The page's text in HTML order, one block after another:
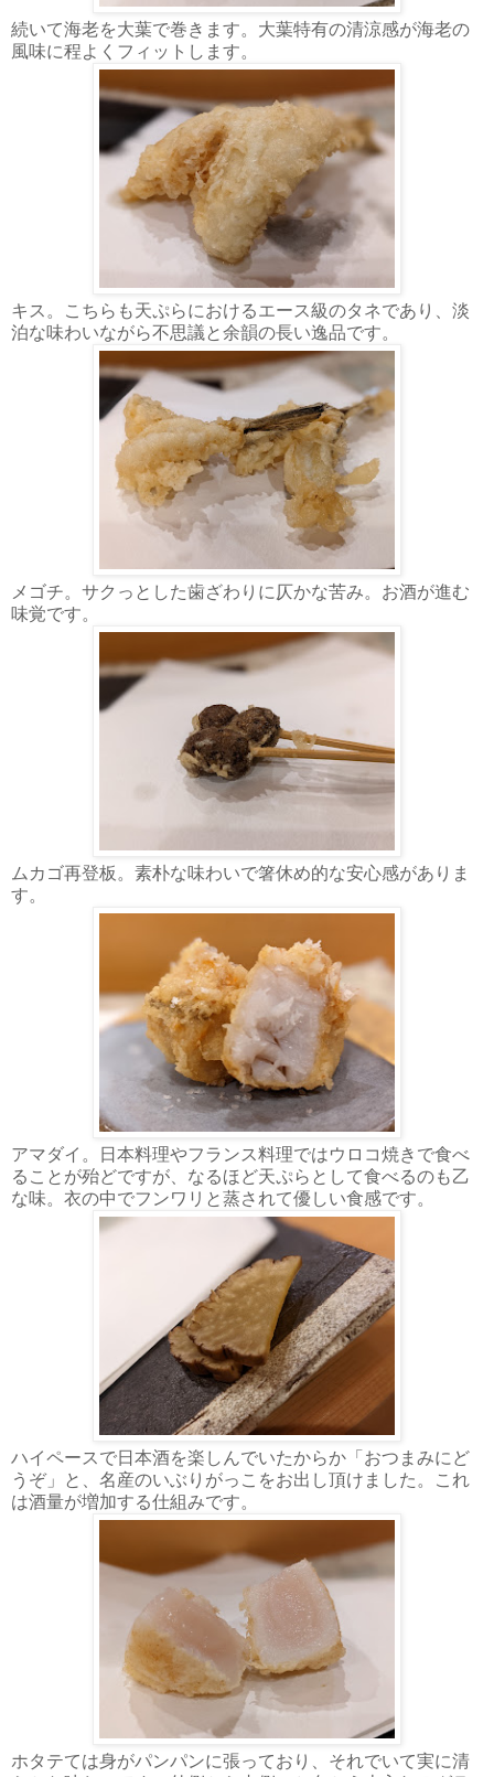
続いて海老を大葉で巻きます。大葉特有の清涼感が海老の
風味に程よくフィットします。
キス。こちらも天ぷらにおけるエース級のタネであり、淡
泊な味わいながら不思議と余韻の長い逸品です。
メゴチ。サクっとした歯ざわりに仄かな苦み。お酒が進む
味覚です。
ムカゴ再登板。素朴な味わいで箸休め的な安心感がありま
す。
アマダイ。日本料理やフランス料理ではウロコ焼きで食べ
ることが殆どですが、なるほど天ぷらとして食べるのも乙
な味。衣の中でフンワリと蒸されて優しい食感です。
ハイペースで日本酒を楽しんでいたからか「おつまみにど
うぞ」と、名産のいぶりがっこをお出し頂けました。これ
は酒量が増加する仕組みです。
ホタテては身がパンパンに張っており、それでいて実に清